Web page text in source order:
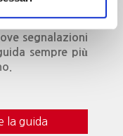
da gustare in
segnalazioni
sempre più
la guida